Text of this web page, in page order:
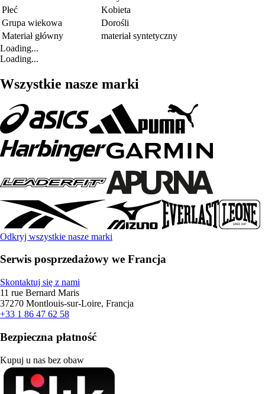
Płeć
Kobieta
Grupa wiekowa
Dorośli
Materiał główny
materiał syntetyczny
Loading...
Loading...
Wszystkie nasze marki
Odkryj wszystkie nasze marki
Serwis posprzedażowy we Francja
Skontaktuj się z nami
11 rue Bernard Maris
37270 Montlouis-sur-Loire, Francja
+33 1 86 47 62 58
Bezpieczna płatność
Kupuj u nas bez obaw